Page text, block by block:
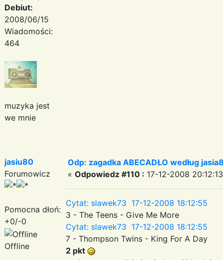
Debiut:
2008/06/15
Wiadomości:
464
muzyka jest
we mnie
jasiu80
Forumowicz
Pomocna dłoń:
+0/-0
Offline
Odp: zagadka ABECADŁO według
« Odpowiedz #110 : 17-12-2008
Cytat: slawek73 17-12-2008 18:12:55
3 - The Teens - Give Me More
Cytat: slawek73 17-12-2008 18:12:55
7 - Thompson Twins - King For A Day
2 pkt